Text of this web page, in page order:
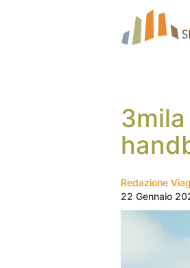
Redazione
22 Gennaio